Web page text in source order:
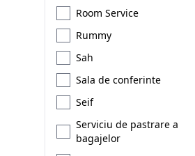
Room Service
Rummy
Sah
Sala de conferinte
Seif
Serviciu de pastrare a
bagajelor